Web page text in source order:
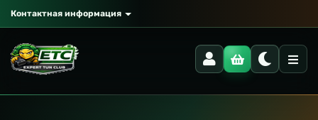
Контактная информация